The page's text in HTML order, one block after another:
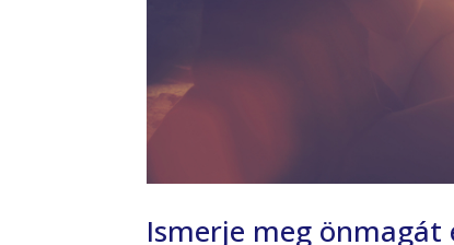
Ismerje meg önmagát